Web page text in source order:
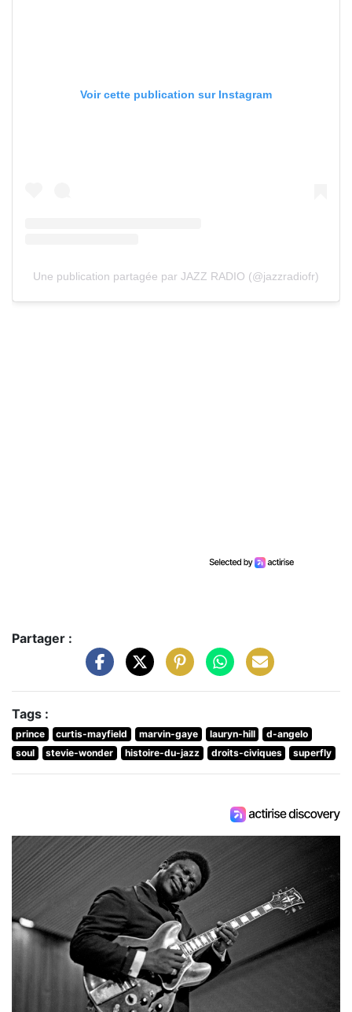
Voir cette publication sur Instagram
Une publication partagée par JAZZ RADIO (@jazzradiofr)
Partager :
Tags :
prince curtis-mayfield marvin-gaye lauryn-hill
d-angelo
soul
stevie-wonder histoire-du-jazz droits-civiques superfly